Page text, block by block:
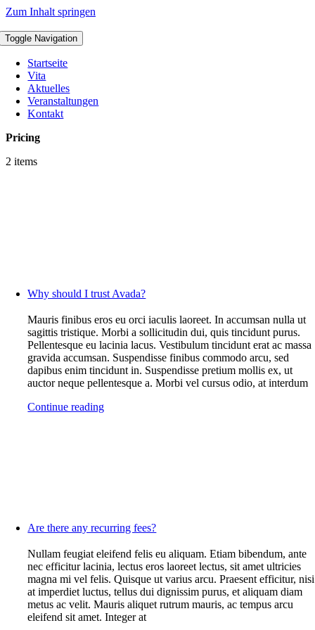
Zum Inhalt springen
Toggle Navigation
Startseite
Vita
Aktuelles
Veranstaltungen
Kontakt
Pricing
2 items
Why should I trust Avada?
Mauris finibus eros eu orci iaculis laoreet. In accumsan nulla ut
sagittis tristique. Morbi a sollicitudin dui, quis tincidunt purus.
Pellentesque eu lacinia lacus. Vestibulum tincidunt erat ac massa
gravida accumsan. Suspendisse finibus commodo arcu, sed
dapibus enim tincidunt in. Suspendisse pretium mollis ex, ut
auctor neque pellentesque a. Morbi vel cursus odio, at interdum
Continue reading
Are there any recurring fees?
Nullam feugiat eleifend felis eu aliquam. Etiam bibendum, ante
nec efficitur lacinia, lectus eros laoreet lectus, sit amet ultricies
magna mi vel felis. Quisque ut varius arcu. Praesent efficitur, nisi
at imperdiet luctus, tellus dui dignissim purus, et aliquam diam
metus ac velit. Mauris aliquet rutrum mauris, ac tempus arcu
eleifend sit amet. Integer at